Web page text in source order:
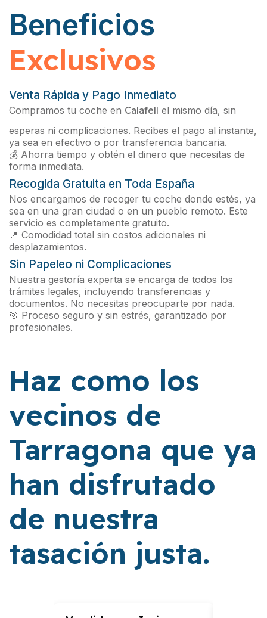
Beneficios
Exclusivos
Venta Rápida y Pago Inmediato
Compramos tu coche en Calafell el mismo día, sin
esperas ni complicaciones. Recibes el pago al instante,
ya sea en efectivo o por transferencia bancaria.
💰 Ahorra tiempo y obtén el dinero que necesitas de
forma inmediata.
Recogida Gratuita en Toda España
Nos encargamos de recoger tu coche donde estés, ya
sea en una gran ciudad o en un pueblo remoto. Este
servicio es completamente gratuito.
📍 Comodidad total sin costos adicionales ni
desplazamientos.
Sin Papeleo ni Complicaciones
Nuestra gestoría experta se encarga de todos los
trámites legales, incluyendo transferencias y
documentos. No necesitas preocuparte por nada.
🎯 Proceso seguro y sin estrés, garantizado por
profesionales.
Haz como los
vecinos de
Tarragona que ya
han disfrutado
de nuestra
tasación justa.